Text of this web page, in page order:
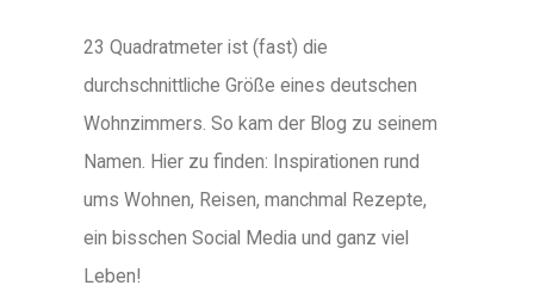
23 Quadratmeter ist (fast) die
durchschnittliche Größe eines deutschen
Wohnzimmers. So kam der Blog zu seinem
Namen. Hier zu finden: Inspirationen rund
ums Wohnen, Reisen, manchmal Rezepte,
ein bisschen Social Media und ganz viel
Leben!